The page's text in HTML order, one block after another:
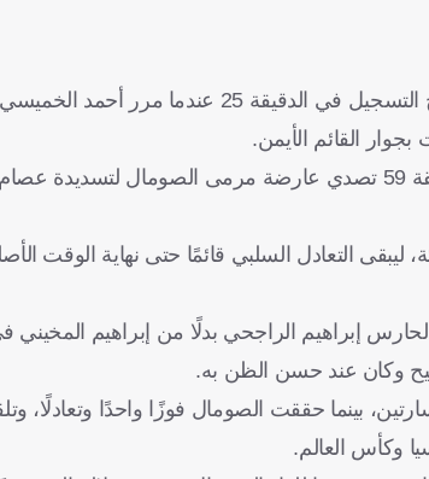
جاء الأداء متوازنًا بين الفريقين في الشوط الأول، وكاد عُمان أن يفتتح
القائم الأيمن.
وتواصل الأداء القوي من المنتخبين في الشوط الثاني، وشهدت الدقيقة 59 تصدي عارضة
التعادل السلبي قائمًا حتى نهاية الوقت
إبراهيم الراجحي بدلًا من إبراهيم المخيني
وكان عند حسن الظن به.
وكأس العالم.